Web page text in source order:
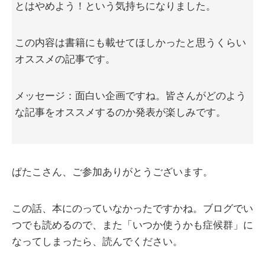
とはやめよう！という気持ちになりました。
この内容は書籍にも載せてほしかったと思うくらい
オススメの記事です。
メッセージ：面白い企画ですね。皆さんがどのよう
な記事をオススメするのか発表が楽しみです。
ぱたこさん、ご参加ありがとうございます。
この話、本にのっていなかったですかね。ブログでい
つでも読めるので、また「いつか使うかも症候群」に
なってしまったら、読んでください。